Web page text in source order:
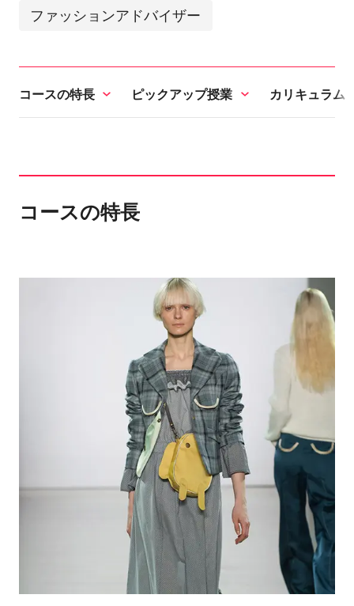
ファッションアドバイザー
コースの特長 ピックアップ授業 カリキュラム
コースの特長